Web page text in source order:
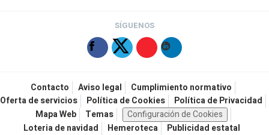
SÍGUENOS
Contacto Aviso legal
Cumplimiento normativo
Oferta de servicios
Política de Cookies
Política de Privacidad
Mapa Web
Temas
Configuración de Cookies
Loteria de navidad
Hemeroteca Publicidad estatal